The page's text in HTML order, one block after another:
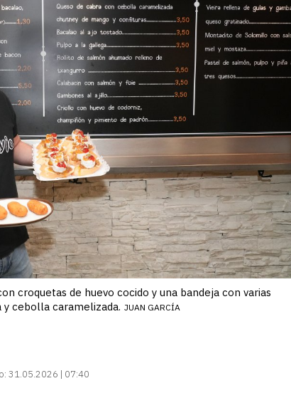
croquetas de huevo cocido y una bandeja con varias
y cebolla caramelizada. JUAN GARCÍA
31.05.2026 | 07:40